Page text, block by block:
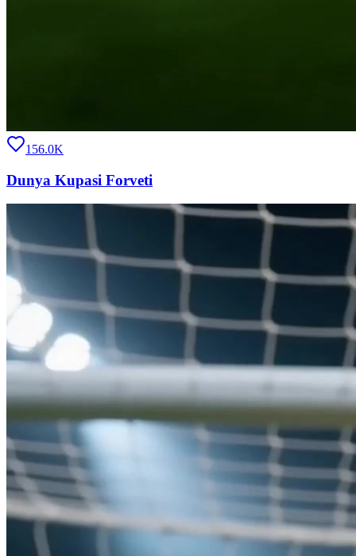
156.0K
Dunya Kupasi Forveti